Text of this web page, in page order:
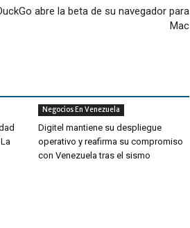
abre la beta de su navegador para
Mac
Negocios En Venezuela
Digitel mantiene su despliegue
operativo y reafirma su compromiso
con Venezuela tras el sismo